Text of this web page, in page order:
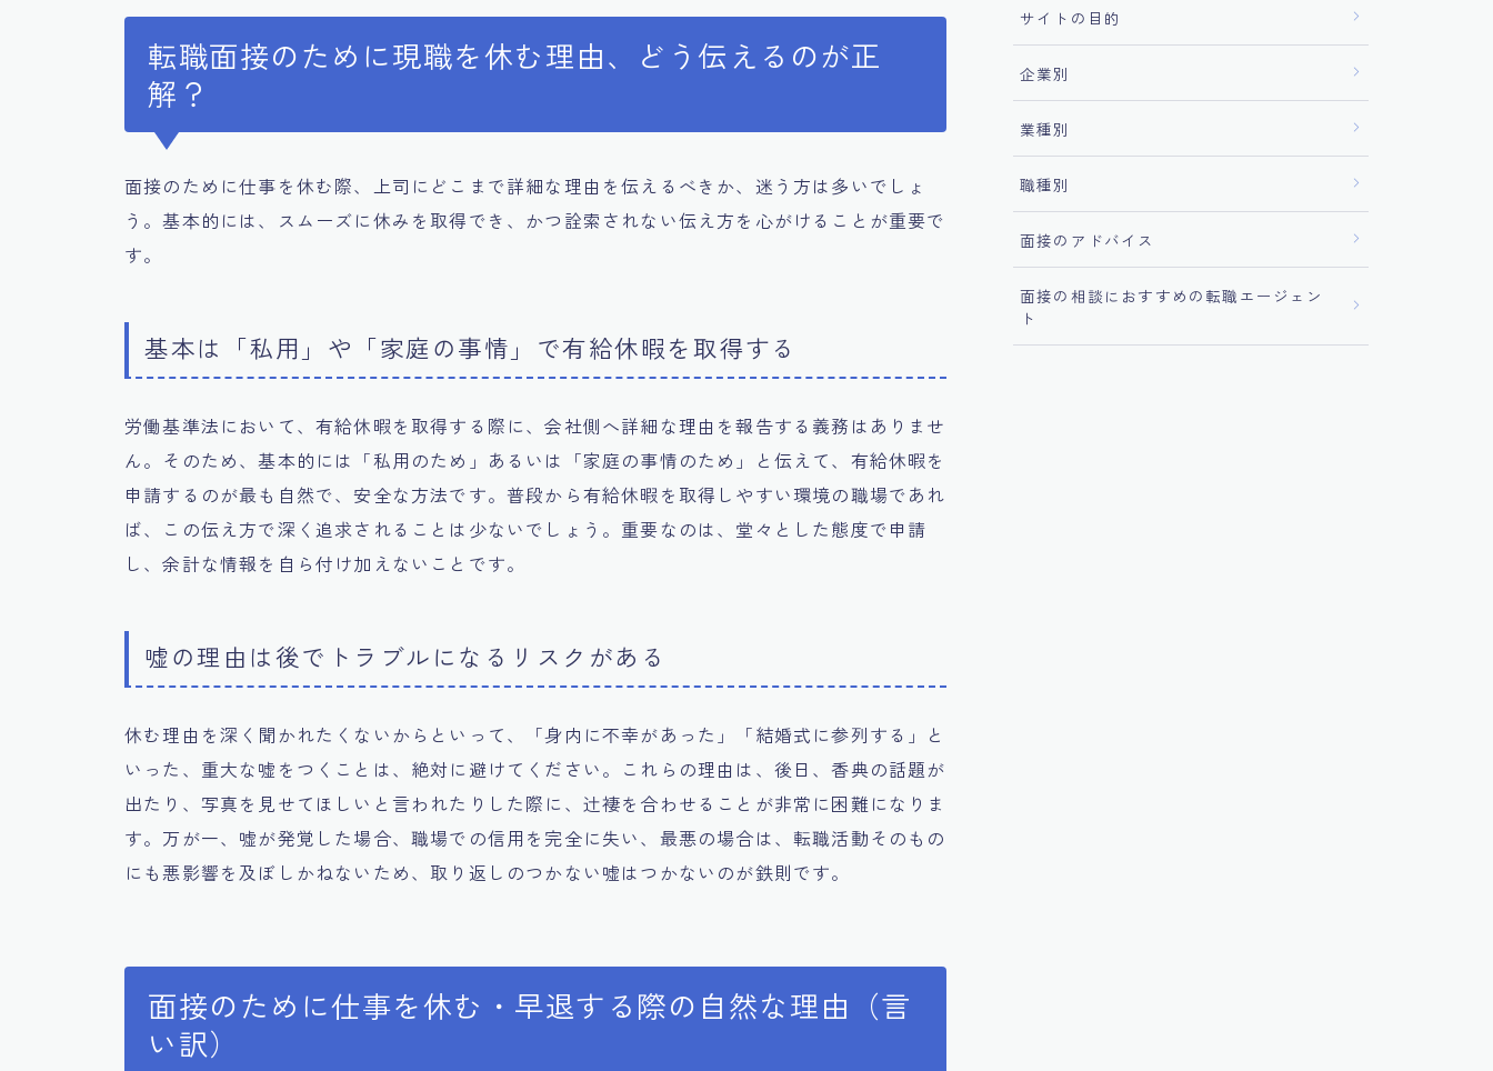
転職面接のために現職を休む理由、どう伝えるのが正
解？
面接のために仕事を休む際、上司にどこまで詳細な理由を伝えるべきか、迷う方は多いでしょ
う。基本的には、スムーズに休みを取得でき、かつ詮索されない伝え方を心がけることが重要で
す。
基本は「私用」や「家庭の事情」で有給休暇を取得する
労働基準法において、有給休暇を取得する際に、会社側へ詳細な理由を報告する義務はありませ
ん。そのため、基本的には「私用のため」あるいは「家庭の事情のため」と伝えて、有給休暇を
申請するのが最も自然で、安全な方法です。普段から有給休暇を取得しやすい環境の職場であれ
ば、この伝え方で深く追求されることは少ないでしょう。重要なのは、堂々とした態度で申請
し、余計な情報を自ら付け加えないことです。
嘘の理由は後でトラブルになるリスクがある
休む理由を深く聞かれたくないからといって、「身内に不幸があった」「結婚式に参列する」と
いった、重大な嘘をつくことは、絶対に避けてください。これらの理由は、後日、香典の話題が
出たり、写真を見せてほしいと言われたりした際に、辻褄を合わせることが非常に困難になりま
す。万が一、嘘が発覚した場合、職場での信用を完全に失い、最悪の場合は、転職活動そのもの
にも悪影響を及ぼしかねないため、取り返しのつかない嘘はつかないのが鉄則です。
面接のために仕事を休む・早退する際の自然な理由（言
い訳）
サイトの目的
企業別
業種別
職種別
面接のアドバイス
面接の相談におすすめの転職エージェン
ト